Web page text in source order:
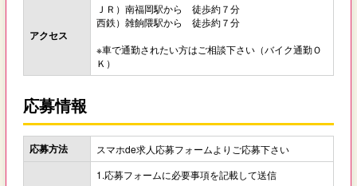
アクセス
ＪＲ）南福岡駅から 徒歩約７分
西鉄）雑餉隈駅から 徒歩約７分
※車で通勤されたい方はご相談下さい（バイク通勤Ｏ
Ｋ）
応募情報
応募方法 スマホde求人応募フォームよりご応募下さい
1.応募フォームに必要事項を記載して送信